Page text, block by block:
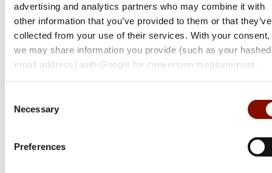
advertising and analytics partners who may combine it with
other information that you’ve provided to them or that they’ve
collected from your use of their services. With your consent,
we may share information you provide (such as your hashed
email address) with Google for conversion measurement.
Selection
Necessary
Preferences